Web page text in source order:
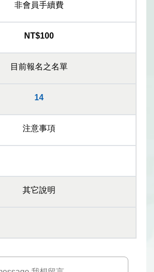
非會員手續費
NT$100
目前報名之名單
14
注意事項
其它說明